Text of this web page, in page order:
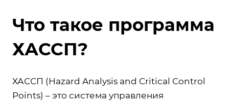
Что такое программа
ХАССП?
ХАССП (Hazard Analysis and Critical Control
Points) – это система управления